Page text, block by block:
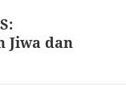
Jiwa dan